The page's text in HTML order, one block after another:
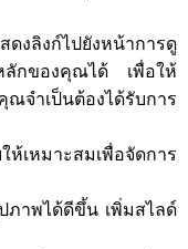
ลิงก์ไปยังหน้าการดู
หลักของคุณได้ เพื่อให้
จำเป็นต้องได้รับการ
ห้เหมาะสมเพื่อจัดการ
ภาพได้ดีขึ้น เพิ่มสไลด์